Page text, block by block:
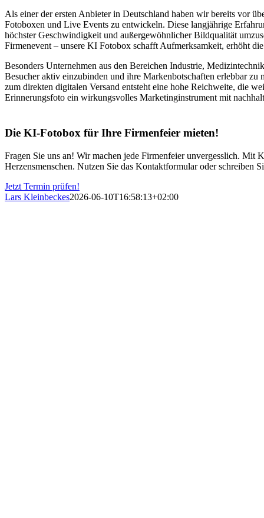
Als einer der ersten Anbieter in Deutschland haben wir bereits vor
Fotoboxen und Live Events zu entwickeln. Diese langjährige
höchster Geschwindigkeit und außergewöhnlicher Bildqualität
Firmenevent – unsere KI Fotobox schafft Aufmerksamkeit, erhöht
Besonders Unternehmen aus den Bereichen Industrie,
Besucher aktiv einzubinden und ihre Markenbotschaften erlebbar
zum direkten digitalen Versand entsteht eine hohe Reichweite, die
Erinnerungsfoto ein wirkungsvolles Marketinginstrument mit
Die KI-Fotobox für Ihre Firmenfeier mieten!
Fragen Sie uns an! Wir machen jede Firmenfeier unvergesslich. Mit
Herzensmenschen. Nutzen Sie das Kontaktformular oder schreiben
Jetzt Termin prüfen!
Lars Kleinbeckes2026-06-10T16:58:13+02:00